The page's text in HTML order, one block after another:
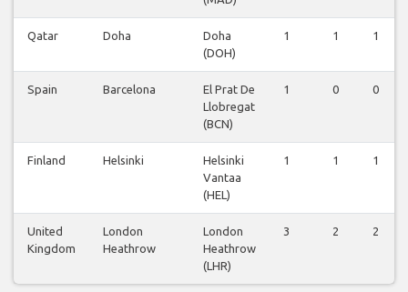
Qatar Doha
Doha
(DOH)
1 1 1
Spain Barcelona
El Prat De
Llobregat
(BCN)
1 0 0
Finland Helsinki
Helsinki
Vantaa
(HEL)
1 1 1
United
Kingdom
London
Heathrow
London
Heathrow
(LHR)
3 2 2